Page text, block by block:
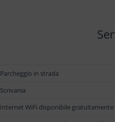
Parcheggio in strada
Scrivania
Internet WiFi disponibile gratuitamente